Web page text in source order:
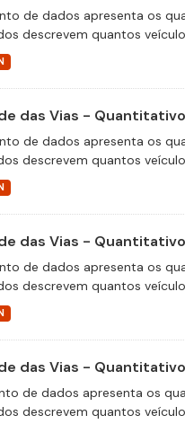
de dados apresenta os
descrevem quantos
das Vias -
de dados apresenta os
descrevem quantos
das Vias -
de dados apresenta os
descrevem quantos
das Vias -
de dados apresenta os
descrevem quantos